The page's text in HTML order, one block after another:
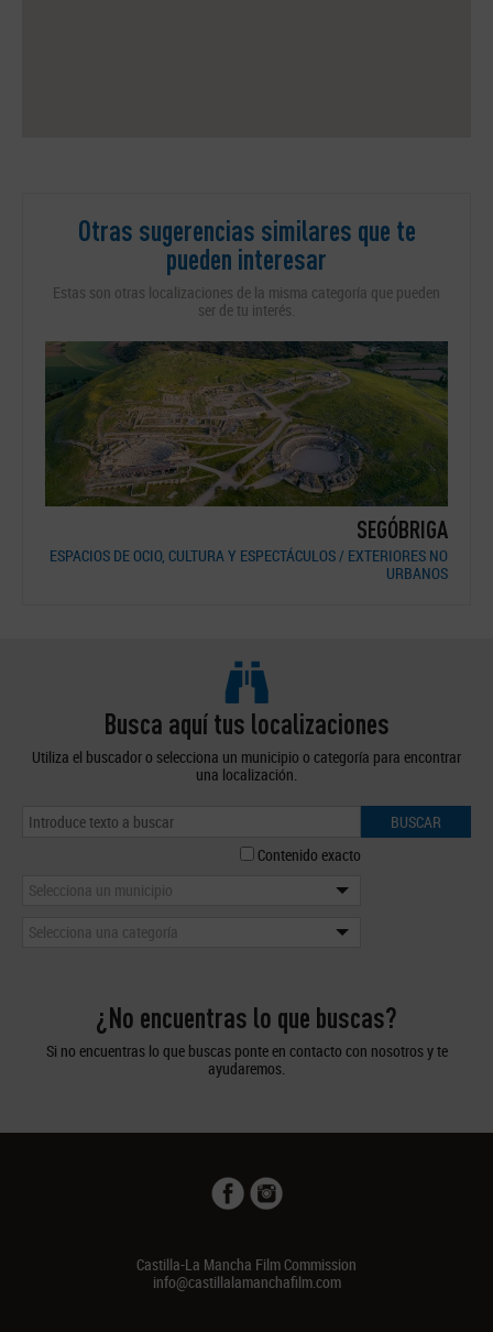
Otras sugerencias similares que te
pueden interesar
Estas son otras localizaciones de la misma categoría que pueden
ser de tu interés.
SEGÓBRIGA
ESPACIOS DE OCIO, CULTURA Y ESPECTÁCULOS / EXTERIORES NO
URBANOS
Busca aquí tus localizaciones
Utiliza el buscador o selecciona un municipio o categoría para encontrar
una localización.
BUSCAR
Contenido exacto
Selecciona un municipio
Selecciona una categoría
¿No encuentras lo que buscas?
Si no encuentras lo que buscas ponte en contacto con nosotros y te
ayudaremos.
Castilla-La Mancha Film Commission
info@castillalamanchafilm.com